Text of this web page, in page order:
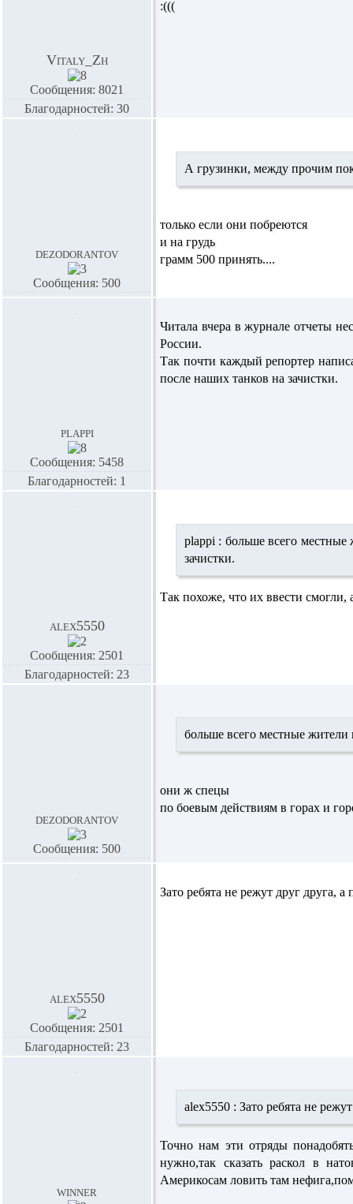
Vitaly_Zh
Сообщения: 8021
Благодарностей: 30
:(((
dezodorantov
Сообщения: 500
А грузинки, между прочим
только если они побреются
и на грудь
грамм 500 принять....
plappi
Сообщения: 5458
Благодарностей: 1
Читала вчера в журнале отчеты
России.
Так почти каждый репортер
после наших танков на зачистки.
alex5550
Сообщения: 2501
Благодарностей: 23
plappi : больше всего
зачистки.
Так похоже, что их ввести смогли,
dezodorantov
Сообщения: 500
больше всего местные жители
они ж спецы
по боевым действиям в горах и
alex5550
Сообщения: 2501
Благодарностей: 23
Зато ребята не режут друг друга, а
winner
alex5550 : Зато ребята не
Точно нам эти отряды
нужно,так сказать раскол в
Америкосам ловить там